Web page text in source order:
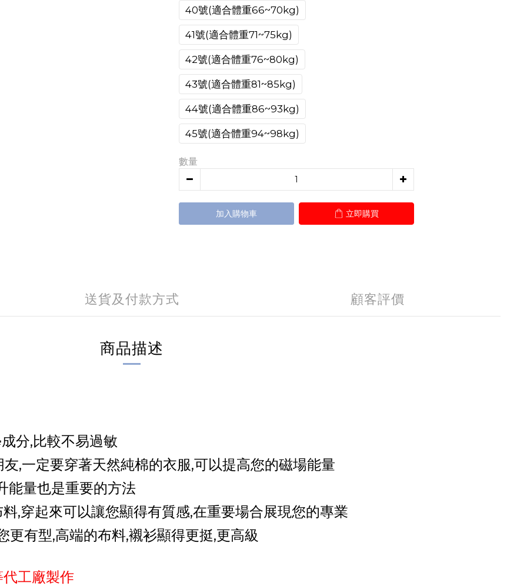
40號(適合體重66~70kg)
41號(適合體重71~75kg)
42號(適合體重76~80kg)
43號(適合體重81~85kg)
44號(適合體重86~93kg)
45號(適合體重94~98kg)
數量
加入購物車 立即購買
送貨及付款方式 顧客評價
商品描述
分,比較不易過敏
,一定要穿著天然純棉的衣服,可以提高您的磁場能量
能量也是重要的方法
,穿起來可以讓您顯得有質感,在重要場合展現您的專業
更有型,高端的布料,襯衫顯得更挺,更高級
工廠製作